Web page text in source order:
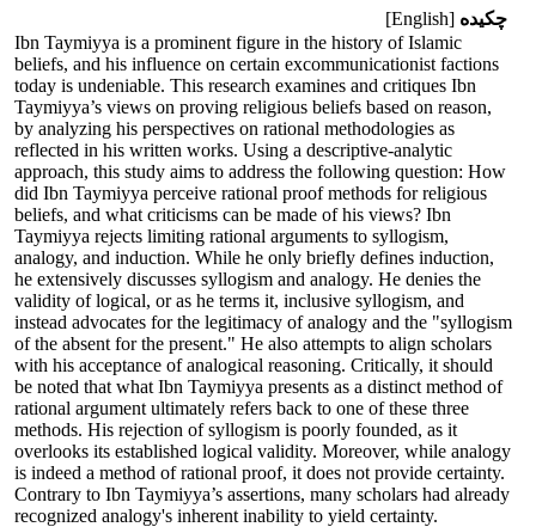
چکیده [English]
Ibn Taymiyya is a prominent figure in the history of Islamic
beliefs, and his influence on certain excommunicationist factions
today is undeniable. This research examines and critiques Ibn
Taymiyya’s views on proving religious beliefs based on reason,
by analyzing his perspectives on rational methodologies as
reflected in his written works. Using a descriptive-analytic
approach, this study aims to address the following question: How
did Ibn Taymiyya perceive rational proof methods for religious
beliefs, and what criticisms can be made of his views? Ibn
Taymiyya rejects limiting rational arguments to syllogism,
analogy, and induction. While he only briefly defines induction,
he extensively discusses syllogism and analogy. He denies the
validity of logical, or as he terms it, inclusive syllogism, and
instead advocates for the legitimacy of analogy and the "syllogism
of the absent for the present." He also attempts to align scholars
with his acceptance of analogical reasoning. Critically, it should
be noted that what Ibn Taymiyya presents as a distinct method of
rational argument ultimately refers back to one of these three
methods. His rejection of syllogism is poorly founded, as it
overlooks its established logical validity. Moreover, while analogy
is indeed a method of rational proof, it does not provide certainty.
Contrary to Ibn Taymiyya’s assertions, many scholars had already
recognized analogy's inherent inability to yield certainty.